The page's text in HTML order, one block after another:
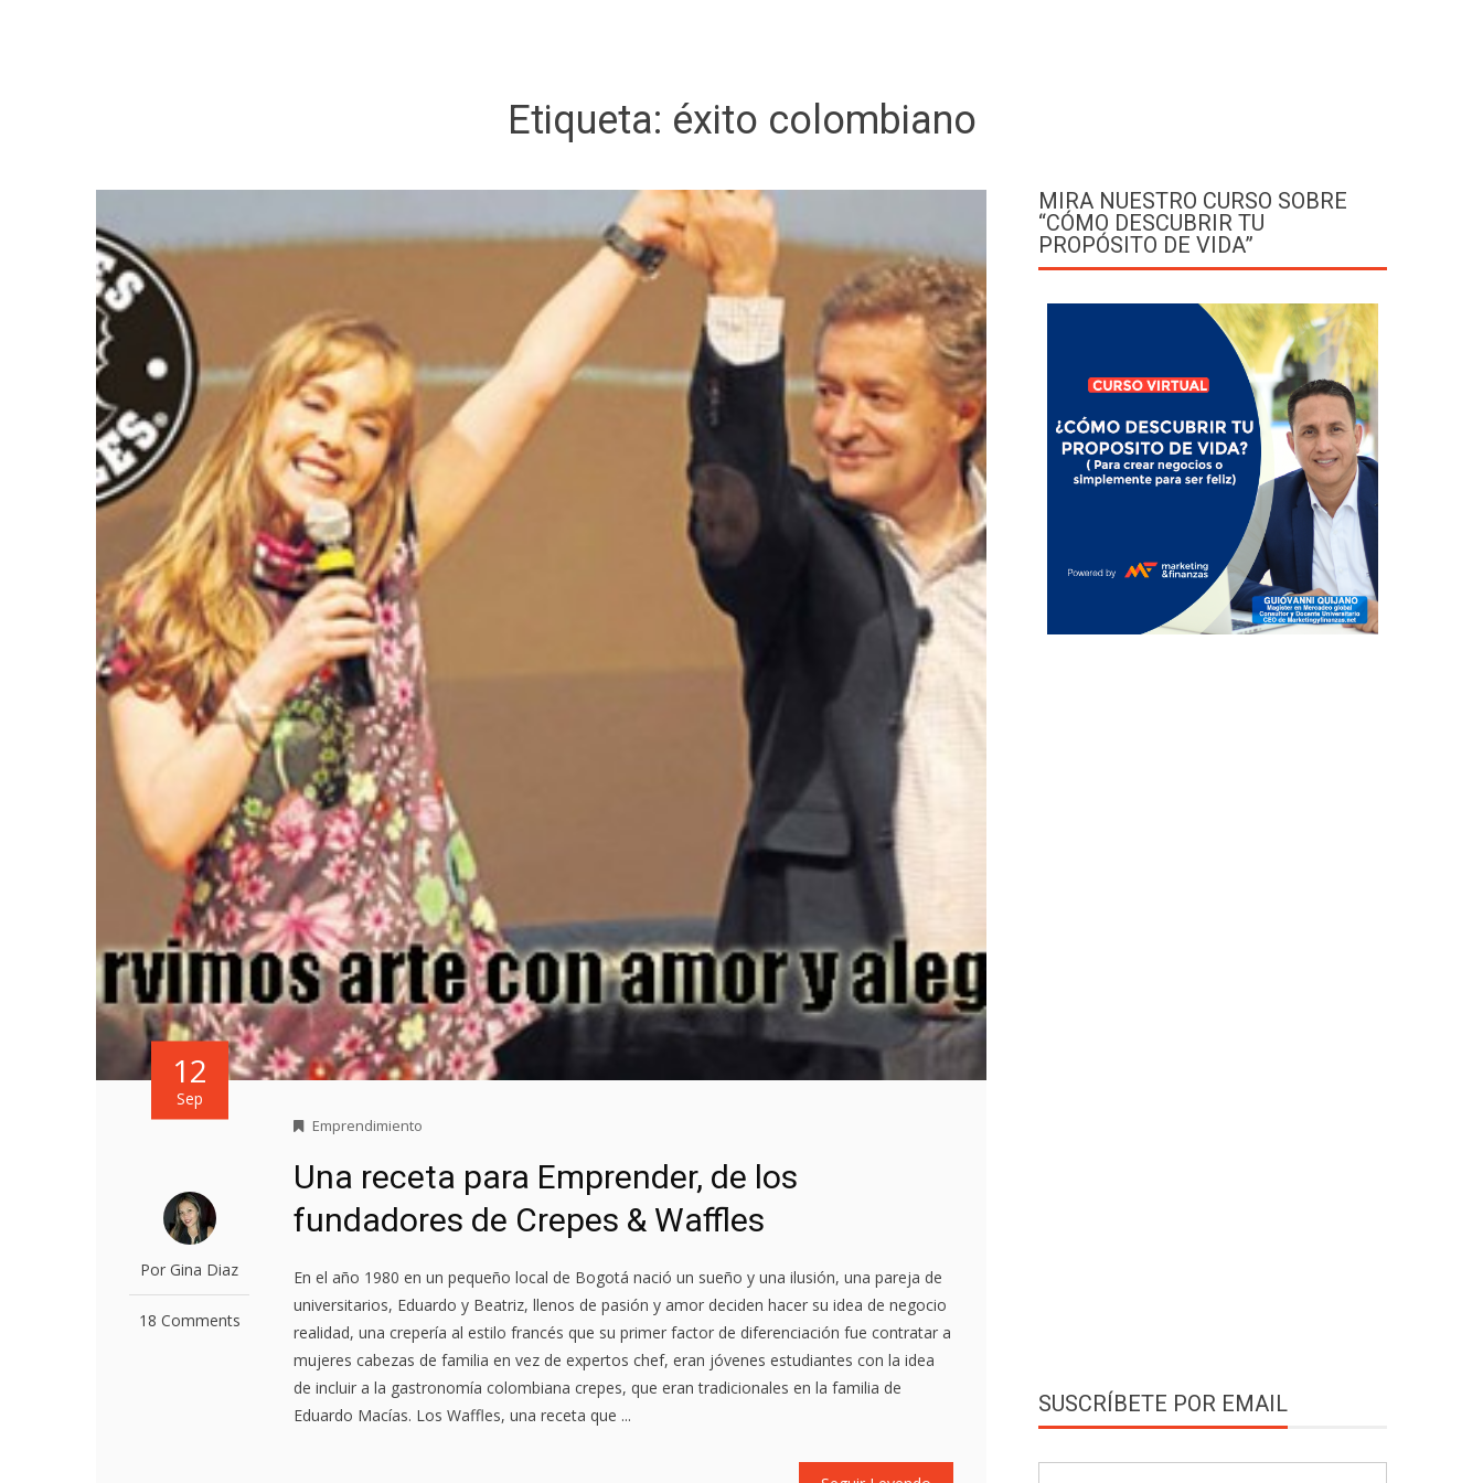
Etiqueta: éxito colombiano
12
Sep
Por Gina Diaz
18 Comments
Emprendimiento
Una receta para Emprender, de los
fundadores de Crepes & Waffles
En el año 1980 en un pequeño local de Bogotá nació un sueño y una ilusión, una pareja de
universitarios, Eduardo y Beatriz, llenos de pasión y amor deciden hacer su idea de negocio
realidad, una crepería al estilo francés que su primer factor de diferenciación fue contratar a
mujeres cabezas de familia en vez de expertos chef, eran jóvenes estudiantes con la idea
de incluir a la gastronomía colombiana crepes, que eran tradicionales en la familia de
Eduardo Macías. Los Waffles, una receta que ...
MIRA NUESTRO CURSO SOBRE
“CÓMO DESCUBRIR TU
PROPÓSITO DE VIDA”
SUSCRÍBETE POR EMAIL